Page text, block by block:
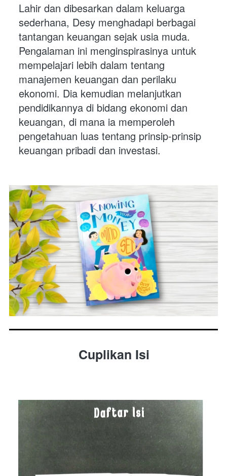
Lahir dan dibesarkan dalam keluarga
sederhana, Desy menghadapi berbagai
tantangan keuangan sejak usia muda.
Pengalaman ini menginspirasinya untuk
mempelajari lebih dalam tentang
manajemen keuangan dan perilaku
ekonomi. Dia kemudian melanjutkan
pendidikannya di bidang ekonomi dan
keuangan, di mana ia memperoleh
pengetahuan luas tentang prinsip-prinsip
keuangan pribadi dan investasi.
Cuplikan Isi